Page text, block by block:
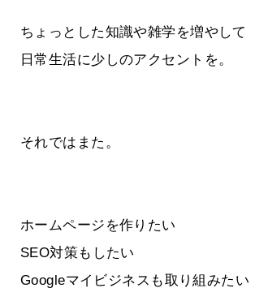
ちょっとした知識や雑学を増やして
日常生活に少しのアクセントを。
それではまた。
ホームページを作りたい
SEO対策もしたい
Googleマイビジネスも取り組みたい